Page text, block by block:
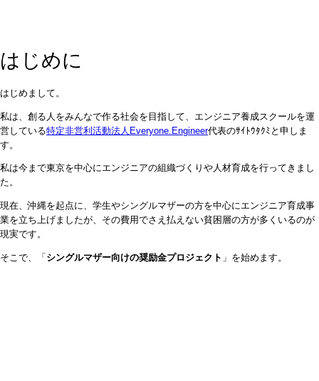
はじめに
はじめまして。
私は、創る人をみんなで作る社会を目指して、エンジニア養成スクールを運
営している特定非営利活動法人Everyone.Engineer代表のｻｲﾄｳﾀｸﾐと申しま
す。
私は今まで東京を中心にエンジニアの組織づくりや人材育成を行ってきまし
た。
現在、沖縄を起点に、学生やシングルマザーの方を中心にエンジニア育成事
業を立ち上げましたが、その費用でさえ払えない貧困層の方が多くいるのが
現実です。
そこで、「 シングルマザー向けの奨励金プロジェクト 」を始めます。